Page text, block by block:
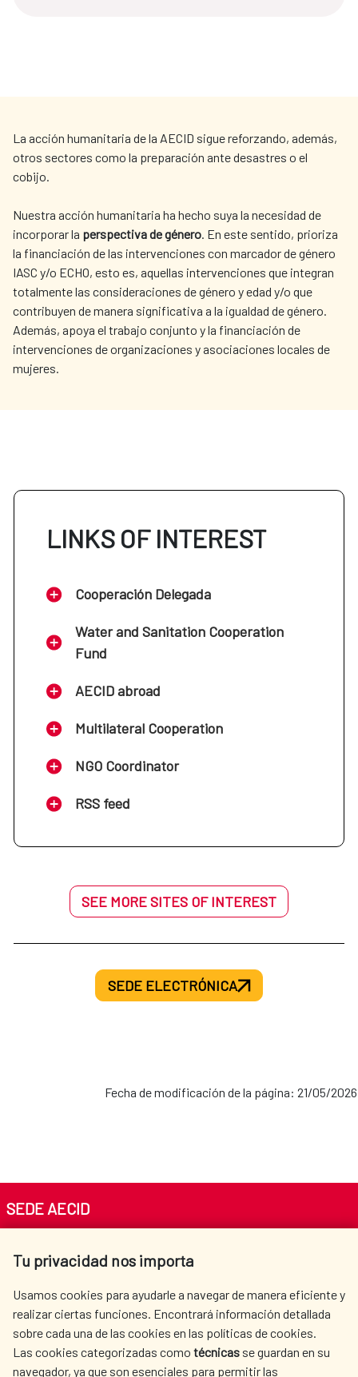
La acción humanitaria de la AECID sigue reforzando, además,
otros sectores como la preparación ante desastres o el
cobijo.
Nuestra acción humanitaria ha hecho suya la necesidad de
incorporar la perspectiva de género. En este sentido, prioriza
la financiación de las intervenciones con marcador de género
IASC y/o ECHO, esto es, aquellas intervenciones que integran
totalmente las consideraciones de género y edad y/o que
contribuyen de manera significativa a la igualdad de género.
Además, apoya el trabajo conjunto y la financiación de
intervenciones de organizaciones y asociaciones locales de
mujeres.
LINKS OF INTEREST
Cooperación Delegada
Water and Sanitation Cooperation
Fund
AECID abroad
Multilateral Cooperation
NGO Coordinator
RSS feed
SEE MORE SITES OF INTEREST
SEDE ELECTRÓNICA
Fecha de modificación de la página: 21/05/2026
Tu privacidad nos importa
Usamos cookies para ayudarle a navegar de manera eficiente y
realizar ciertas funciones. Encontrará información detallada
sobre cada una de las cookies en las políticas de cookies.
Las cookies categorizadas como técnicas se guardan en su
navegador, ya que son esenciales para permitir las
SEDE AECID
Tel. +34 900 20 30 54​​​​​​​
AECID
WHERE DO WE COOPERATE?
SPANISH HUMANITARIAN
PRESS ROOM